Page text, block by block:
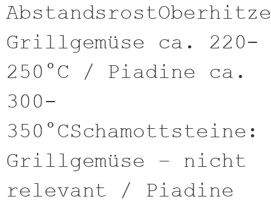
Grillgemüse ca. 220-
250°C / Piadine ca.
300-
350°CSchamottsteine:
Grillgemüse – nicht
relevant / Piadine